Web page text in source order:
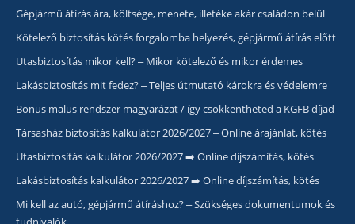
Gépjármű átírás ára, költsége, menete, illetéke akár családon belül
Kötelező biztosítás kötés forgalomba helyezés, gépjármű átírás előtt
Utasbiztosítás mikor kell? – Mikor kötelező és mikor érdemes
Lakásbiztosítás mit fedez? – Teljes útmutató károkra és védelemre
Bonus malus rendszer magyarázat / így csökkentheted a KGFB díjad
Társasház biztosítás kalkulátor 2026/2027 – Online árajánlat, kötés
Utasbiztosítás kalkulátor 2026/2027 ➡️ Online díjszámítás, kötés
Lakásbiztosítás kalkulátor 2026/2027 ➡️ Online díjszámítás, kötés
Mi kell az autó, gépjármű átíráshoz? – Szükséges dokumentumok és